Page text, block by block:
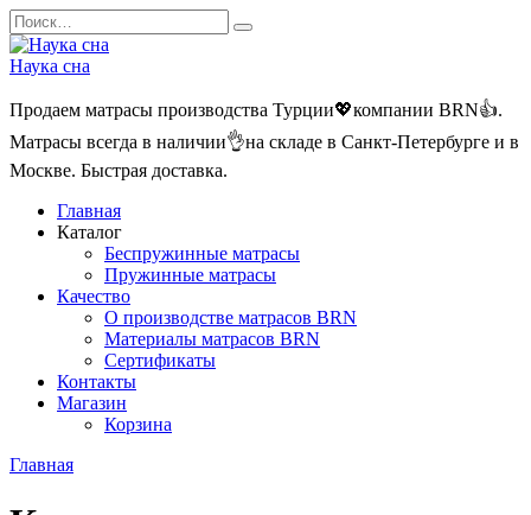
Перейти
к
содержанию
Search
for:
Наука сна
Продаем матрасы производства Турции💖компании BRN👍.
Матрасы всегда в наличии👌на складе в Санкт-Петербурге и в
Москве. Быстрая доставка.
Главная
Каталог
Беспружинные матрасы
Пружинные матрасы
Качество
О производстве матрасов BRN
Материалы матрасов BRN
Сертификаты
Контакты
Магазин
Корзина
Главная